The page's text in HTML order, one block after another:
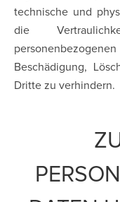
technische und
die
Beschädigung,
Dritte zu verhindern.